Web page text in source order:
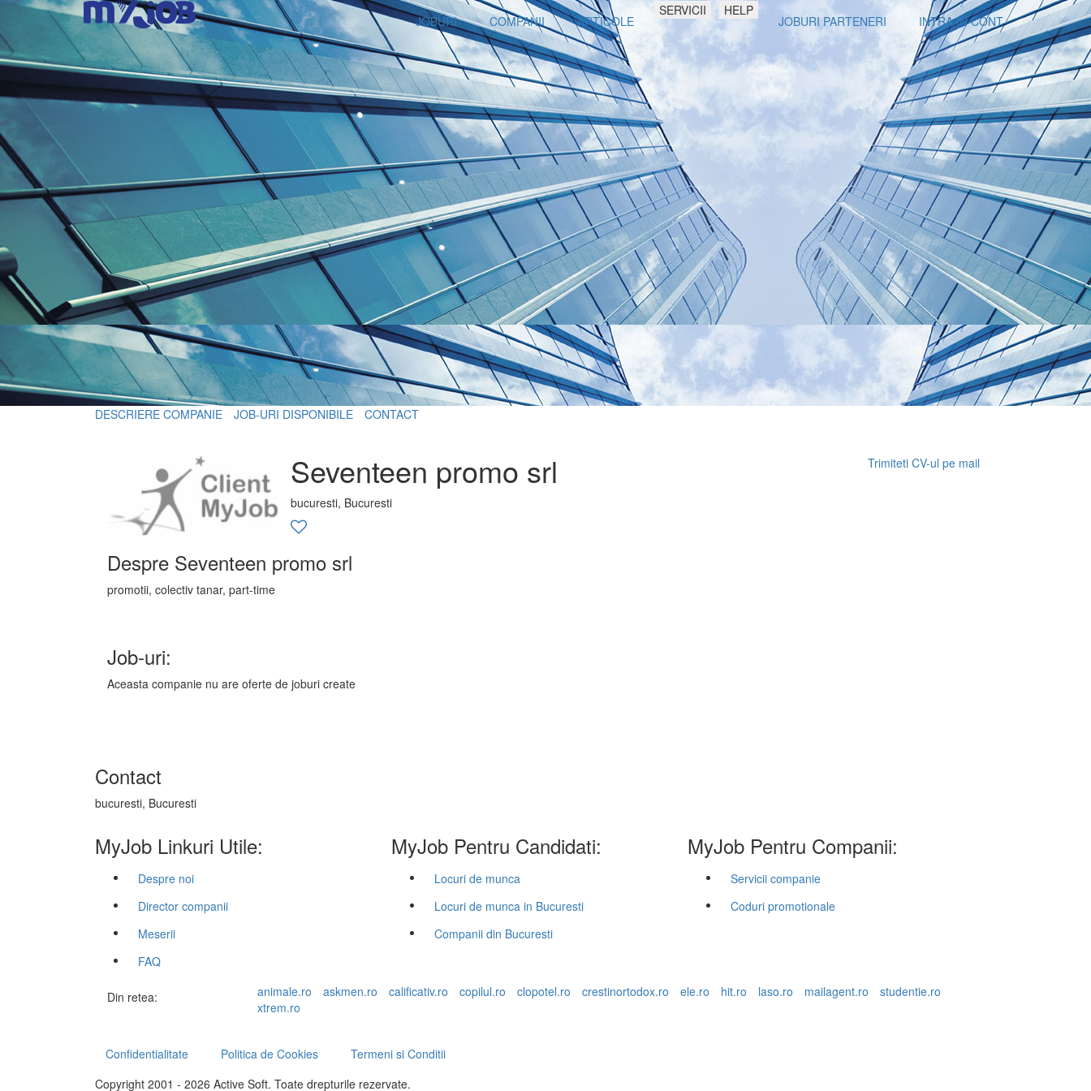
JOBURI COMPANII ARTICOLE
SERVICII HELP
JOBURI PARTENERI INTRA IN CONT
DESCRIERE COMPANIE JOB-URI DISPONIBILE CONTACT
Seventeen promo srl
bucuresti, Bucuresti
Trimiteti CV-ul pe mail
Despre Seventeen promo srl
promotii, colectiv tanar, part-time
Job-uri:
Aceasta companie nu are oferte de joburi create
Contact
bucuresti, Bucuresti
MyJob Linkuri Utile:
Despre noi
Director companii
Meserii
FAQ
MyJob Pentru Candidati:
Locuri de munca
Locuri de munca in Bucuresti
Companii din Bucuresti
MyJob Pentru Companii:
Servicii companie
Coduri promotionale
Din retea: animale.ro askmen.ro calificativ.ro copilul.ro clopotel.ro crestinortodox.ro ele.ro hit.ro laso.ro mailagent.ro
studentie.ro
xtrem.ro
Confidentialitate Politica de Cookies
Termeni si Conditii
Copyright 2001 - 2026 Active Soft. Toate drepturile rezervate.